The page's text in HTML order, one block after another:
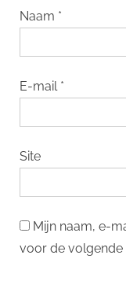
Naam *
E-mail *
Site
Mijn naam, e-
voor de volgende